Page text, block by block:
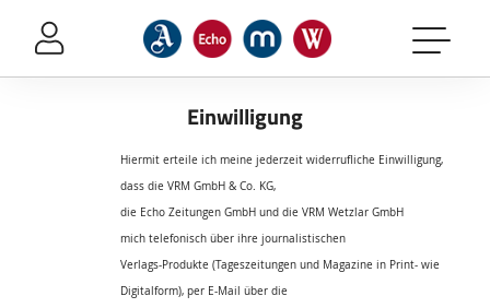
Sprung-
Navigation
zu:
Header
Footer
Einwilligung
Hiermit erteile ich meine jederzeit widerrufliche Einwilligung,
dass die VRM GmbH & Co. KG,
die Echo Zeitungen GmbH und die VRM Wetzlar GmbH
mich telefonisch über ihre journalistischen
Verlags-Produkte (Tageszeitungen und Magazine in Print- wie
Digitalform), per E-Mail über die